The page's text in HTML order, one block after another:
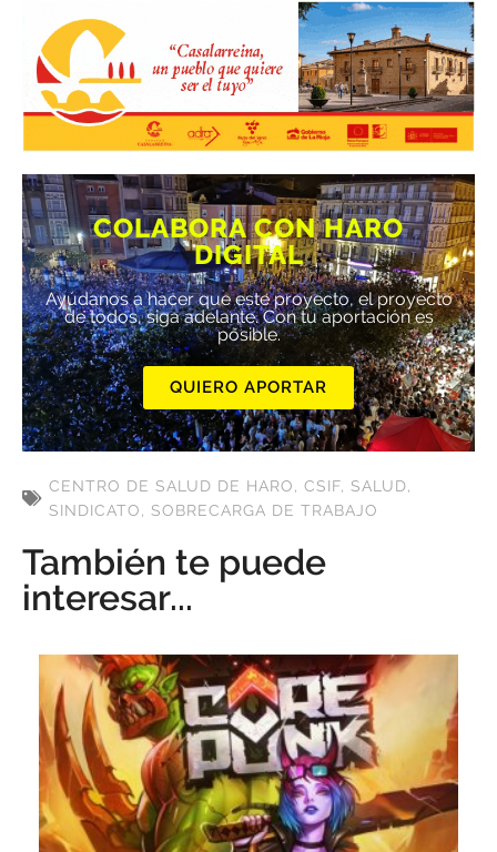
COLABORA CON HARO
DIGITAL
Ayúdanos a hacer que este proyecto, el proyecto
de todos, siga adelante. Con tu aportación es
posible.
QUIERO APORTAR
CENTRO DE SALUD DE HARO, CSIF, SALUD,
SINDICATO, SOBRECARGA DE TRABAJO
También te puede
interesar...